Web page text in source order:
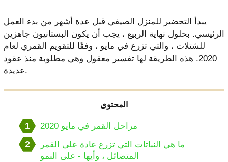
يبدأ التحضير للمنزل الصيفي قبل عدة أشهر من بدء العمل
الرئيسي. بحلول نهاية الربيع ، يجب أن يكون البستانيون جاهزين
للشتلات ، والتي تزرع في مايو ، وفقًا للتقويم القمري لعام
2020. هذه الطريقة لها تفسير معقول وهي مطلوبة منذ عقود
عديدة.
المحتوى
1 مراحل القمر في مايو 2020
2
ما هي النباتات التي تزرع عادة على القمر
المتضائل ، وأيها - على النمو